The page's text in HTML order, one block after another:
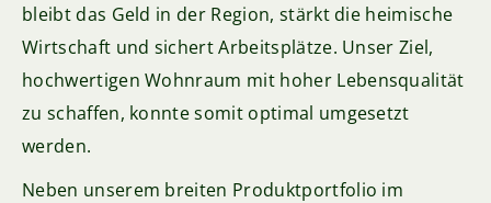
bleibt das Geld in der Region, stärkt die heimische
Wirtschaft und sichert Arbeitsplätze. Unser Ziel,
hochwertigen Wohnraum mit hoher Lebensqualität
zu schaffen, konnte somit optimal umgesetzt
werden.
Neben unserem breiten Produktportfolio im